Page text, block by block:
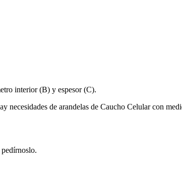
interior (B) y espesor (C).
de arandelas de Caucho Celular con
pedírnoslo.